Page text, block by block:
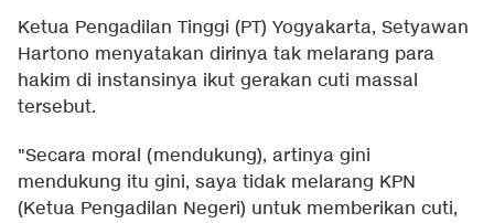
Ketua Pengadilan Tinggi (PT) Yogyakarta, Setyawan
Hartono menyatakan dirinya tak melarang para
hakim di instansinya ikut gerakan cuti massal
tersebut.
"Secara moral (mendukung), artinya gini
mendukung itu gini, saya tidak melarang KPN
(Ketua Pengadilan Negeri) untuk memberikan cuti,